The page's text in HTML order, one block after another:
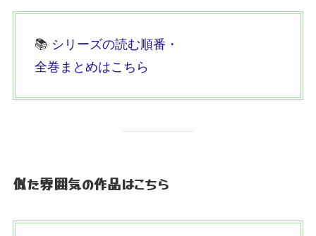
📚 シリーズの読む順番・
全巻まとめはこちら
似た雰囲気の作品はこちら